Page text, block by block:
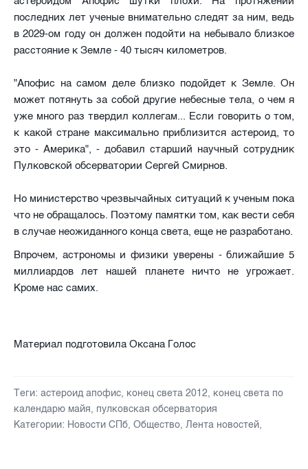
последних лет ученые внимательно следят за ним, ведь
в 2029-ом году он должен подойти на небывало близкое
расстояние к Земле - 40 тысяч километров.
"Апофис на самом деле близко подойдет к Земле. Он
может потянуть за собой другие небесные тела, о чем я
уже много раз твердил коллегам... Если говорить о том,
к какой стране максимально приблизится астероид, то
это - Америка", - добавил старший научный сотрудник
Пулковской обсерватории Сергей Смирнов.
Но министерство чрезвычайных ситуаций к ученым пока
что не обращалось. Поэтому памятки том, как вести себя
в случае неожиданного конца света, еще не разработано.
Впрочем, астрономы и физики уверены - ближайшие 5
миллиардов лет нашей планете ничто не угрожает.
Кроме нас самих.
Материал подготовила Оксана Голос
Теги: астероид апофис, конец света 2012, конец света по
календарю майя, пулковская обсерватория
Категории: Новости СПб, Общество, Лента новостей,